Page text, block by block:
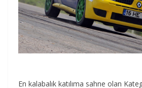
En kalabalık katılıma sahne olan